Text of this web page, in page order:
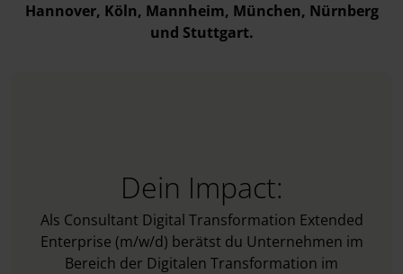
Hannover, Köln, Mannheim, München, Nürnberg
und Stuttgart.
Dein Impact:
Als Consultant Digital Transformation Extended
Enterprise (m/w/d) berätst du Unternehmen im
Bereich der Digitalen Transformation im